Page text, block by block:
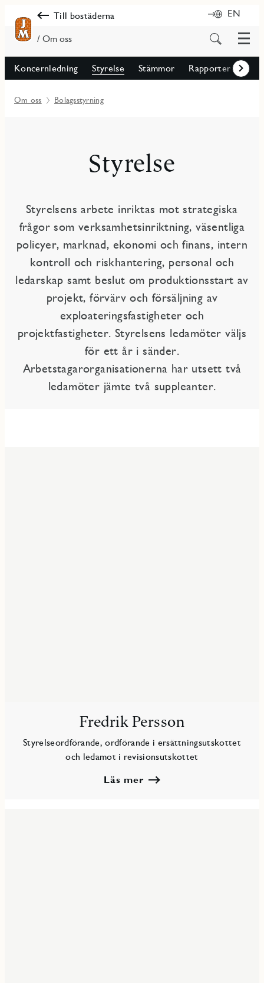
Till bostäderna EN
/ Om oss
Sök
innehåll
Meny
Koncernledning Styrelse Stämmor RapporterFramåt
Om oss Bolagsstyrning
Styrelse
Styrelsens arbete inriktas mot strategiska
frågor som verksamhetsinriktning, väsentliga
policyer, marknad, ekonomi och finans, intern
kontroll och riskhantering, personal och
ledarskap samt beslut om produktionsstart av
projekt, förvärv och försäljning av
exploateringsfastigheter och
projektfastigheter. Styrelsens ledamöter väljs
för ett år i sänder.
Arbetstagarorganisationerna har utsett två
ledamöter jämte två suppleanter.
Fredrik Persson
Styrelseordförande, ordförande i ersättningsutskottet
och ledamot i revisionsutskottet
Läs mer